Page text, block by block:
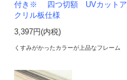
付き※ 四つ切額 UVカットア
クリル板仕様
3,397円(内税)
くすみがかったカラーが上品なフレーム